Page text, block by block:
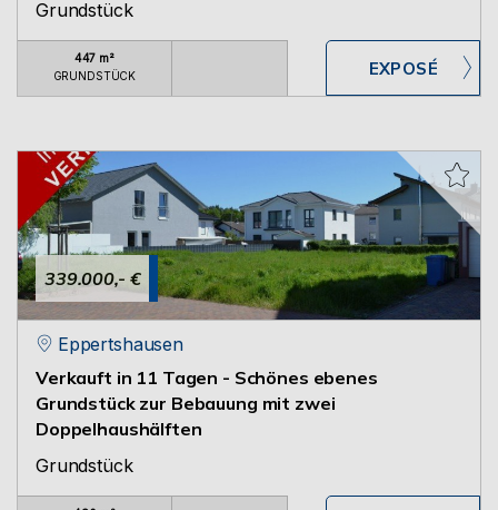
Grundstück
447 m²
GRUNDSTÜCK
339.000,- €
Eppertshausen
Verkauft in 11 Tagen - Schönes ebenes
Grundstück zur Bebauung mit zwei
Doppelhaushälften
Grundstück